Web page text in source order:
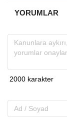
YORUMLAR